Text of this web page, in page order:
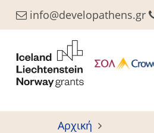
Παράκαμψη
προς
κυρίως
περιεχόμενο
info@developathens.gr
Αρχική